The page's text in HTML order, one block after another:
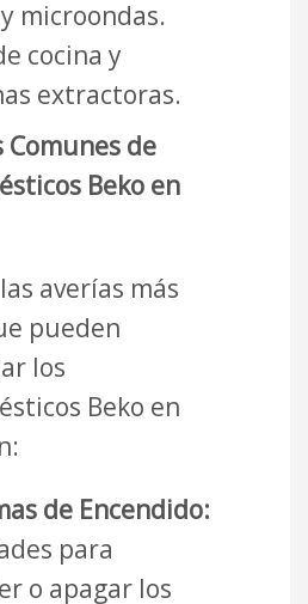
microondas.
cocina y
extractoras.
Comunes de
Beko en
averías más
pueden
los
Beko en
de Encendido:
para
o apagar los